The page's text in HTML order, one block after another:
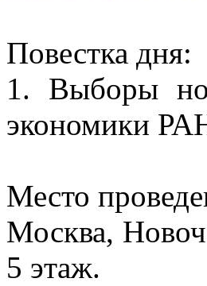
Повестка дня:
1. Выборы
экономики
Место
Москва,
5 этаж.